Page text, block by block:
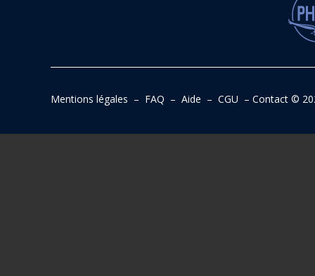
Mentions légales – FAQ – Aide – CGU – Contact©